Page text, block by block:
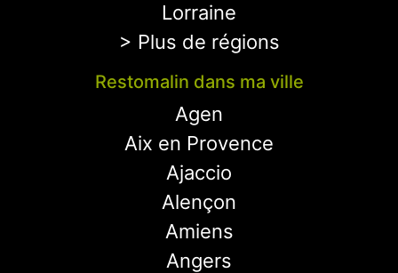
Lorraine
> Plus de régions
Restomalin dans ma ville
Agen
Aix en Provence
Ajaccio
Alençon
Amiens
Angers